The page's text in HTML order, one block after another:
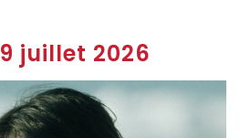
9 juillet 2026